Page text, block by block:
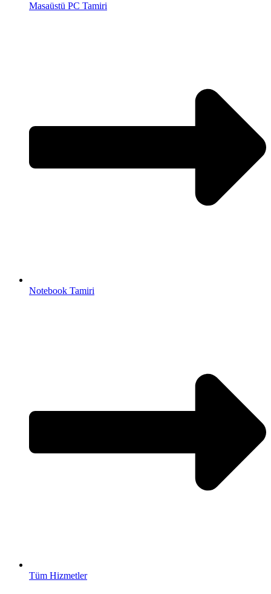
Masaüstü PC Tamiri
Notebook Tamiri
Tüm Hizmetler